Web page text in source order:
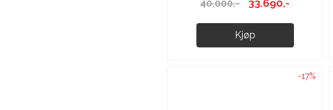
40.000,- 33.690,-
Kjøp
-17%